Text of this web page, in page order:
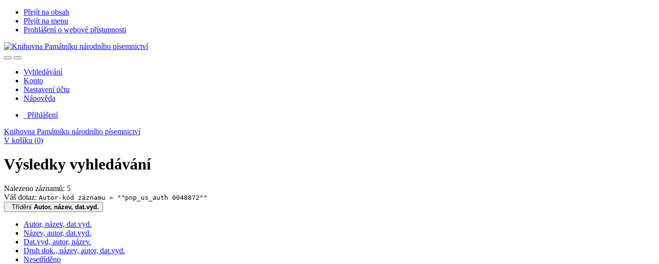
Přejít na obsah
Přejít na menu
Prohlášení o webové přístupnosti
Vyhledávání
Konto
Nastavení účtu
Nápověda
Přihlášení
Knihovna Památníku národního písemnictví
V košíku (0)
Výsledky vyhledávání
Nalezeno záznamů: 5
Váš dotaz: Autor-kód záznamu = "^pnp_us_auth 0048872^"
Třídění Autor, název, dat.vyd.
Autor, název, dat.vyd.
Název, autor, dat.vyd.
Dat.vyd, autor, název.
Druh dok., název, autor, dat.vyd.
Nesetříděno